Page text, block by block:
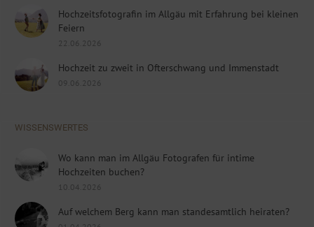
Hochzeitsfotografin im Allgäu mit Erfahrung bei kleinen
Feiern
22.06.2026
Hochzeit zu zweit in Ofterschwang und Immenstadt
09.06.2026
WISSENSWERTES
Wo kann man im Allgäu Fotografen für intime
Hochzeiten buchen?
10.04.2026
Auf welchem Berg kann man standesamtlich heiraten?